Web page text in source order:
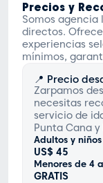
Precios y
Somos
directos.
experiencias
mínimos,
📍 Precio
Zarpamos
necesitas
servicio de
Punta Cana
Adultos y niños
US$ 45
Menores de 4
GRATIS